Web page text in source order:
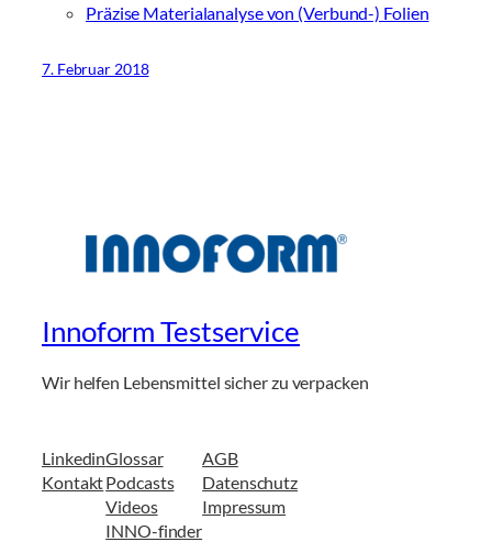
Präzise Materialanalyse von (Verbund-) Folien
7. Februar 2018
Innoform Testservice
Wir helfen Lebensmittel sicher zu verpacken
Linkedin
Kontakt
Glossar
Podcasts
Videos
INNO-finder
AGB
Datenschutz
Impressum